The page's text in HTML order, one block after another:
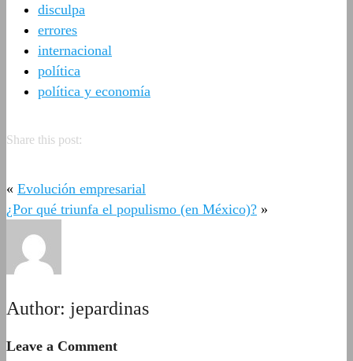
disculpa
errores
internacional
política
política y economía
Share this post:
« Evolución empresarial
¿Por qué triunfa el populismo (en México)? »
Author: jepardinas
Leave a Comment